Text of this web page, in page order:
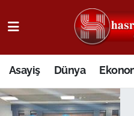
Asayiş Dünya
Osmaniye Nöbetçi
Osmaniye Hava
Osmaniye Trafik